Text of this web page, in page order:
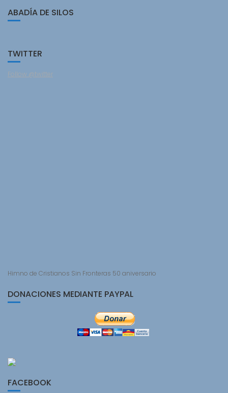
ABADÍA DE SILOS
TWITTER
Follow @twitter
Himno de Cristianos Sin Fronteras 50 aniversario
DONACIONES MEDIANTE PAYPAL
FACEBOOK